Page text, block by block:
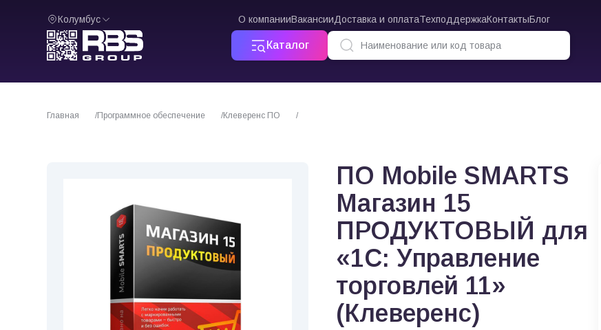
Колумбус О компанииВакансииДоставка и оплатаТехподдержкаКонтактыБлог
Каталог
Главная Программное обеспечение Клеверенс ПО
ПО Mobile SMARTS
Магазин 15
ПРОДУКТОВЫЙ для
«1С: Управление
торговлей 11»
(Клеверенс)